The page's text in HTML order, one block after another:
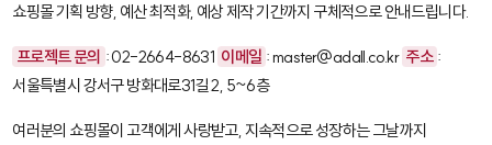
쇼핑몰 기획 방향, 예산 최적화, 예상 제작 기간까지 구체적으로 안내드립니다.
프로젝트 문의 : 02-2664-8631 이메일 : master@adall.co.kr 주소 :
서울특별시 강서구 방화대로31길 2, 5~6층
여러분의 쇼핑몰이 고객에게 사랑받고, 지속적으로 성장하는 그날까지